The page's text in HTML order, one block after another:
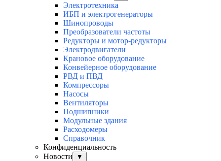
Электротехника
ИБП и электрогенераторы
Шинопроводы
Преобразователи частоты
Редукторы и мотор-редукторы
Электродвигатели
Крановое оборудование
Конвейерное оборудование
РВД и ПВД
Компрессоры
Насосы
Вентиляторы
Подшипники
Модульные здания
Расходомеры
Справочник
Конфиденциальность
Новости
▼